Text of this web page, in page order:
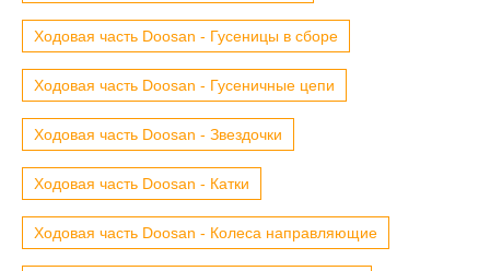
Ходовая часть Doosan - Гусеницы в сборе
Ходовая часть Doosan - Гусеничные цепи
Ходовая часть Doosan - Звездочки
Ходовая часть Doosan - Катки
Ходовая часть Doosan - Колеса направляющие